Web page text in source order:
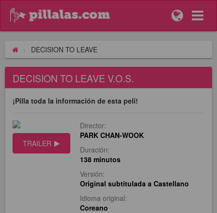
DECISION TO LEAVE
DECISION TO LEAVE V.O.S.
¡Pilla toda la información de esta peli!
TRAILER
Director:
PARK CHAN-WOOK
Duración:
138 minutos
Versión:
Original subtitulada a Castellano
Idioma original:
Coreano